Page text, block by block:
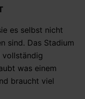
es selbst nicht
sind. Das Stadium
vollständig
was einem
braucht viel